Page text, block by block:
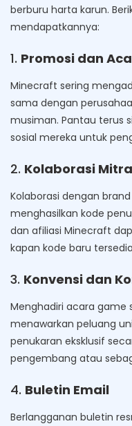
berburu harta karun.
mendapatkannya:
1. Promosi dan
Minecraft sering
sama dengan
musiman. Pantau terus
sosial mereka untuk
2. Kolaborasi Mitra
Kolaborasi dengan
menghasilkan kode
dan afiliasi Minecraft
kapan kode baru
3. Konvensi dan
Menghadiri acara game
menawarkan peluang
penukaran eksklusif
pengembang atau
4. Buletin Email
Berlangganan buletin